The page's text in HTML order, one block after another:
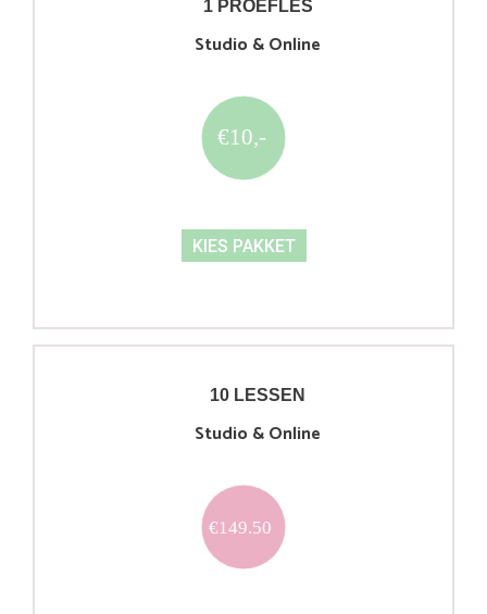
1 PROEFLES
Studio & Online
€10,-
KIES PAKKET
10 LESSEN
Studio & Online
€149.50